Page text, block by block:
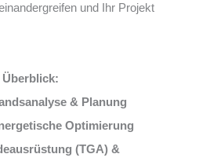
und Ihr Projekt
Überblick:
& Planung
Optimierung
(TGA) &